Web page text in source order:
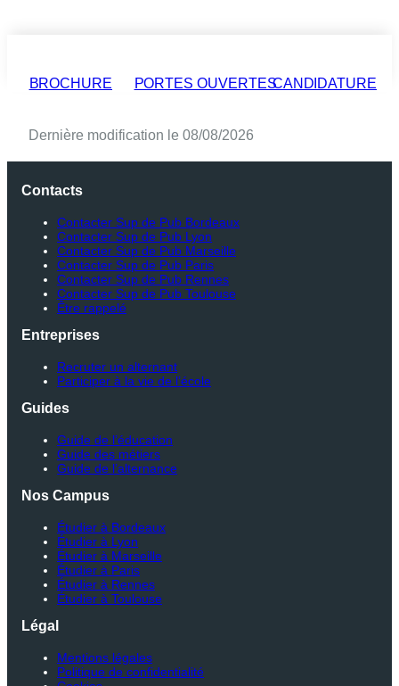
BROCHURE PORTES OUVERTESCANDIDATURE
Dernière modification le 08/08/2026
Contacts
Contacter Sup de Pub Bordeaux
Contacter Sup de Pub Lyon
Contacter Sup de Pub Marseille
Contacter Sup de Pub Paris
Contacter Sup de Pub Rennes
Contacter Sup de Pub Toulouse
Être rappelé
Entreprises
Recruter un alternant
Participer à la vie de l’école
Guides
Guide de l’éducation
Guide des métiers
Guide de l’alternance
Nos Campus
Étudier à Bordeaux
Étudier à Lyon
Étudier à Marseille
Étudier à Paris
Étudier à Rennes
Étudier à Toulouse
Légal
Mentions légales
Politique de confidentialité